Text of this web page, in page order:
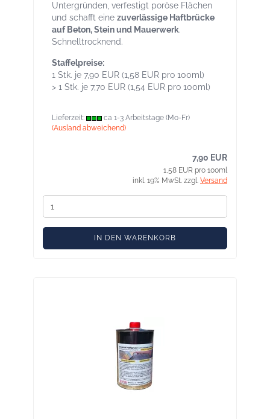
Untergründen, verfestigt poröse Flächen
und schafft eine zuverlässige Haftbrücke
auf Beton, Stein und Mauerwerk.
Schnelltrocknend.
Staffelpreise:
1 Stk. je 7,90 EUR (1,58 EUR pro 100ml)
> 1 Stk. je 7,70 EUR (1,54 EUR pro 100ml)
Lieferzeit:
ca 1-3 Arbeitstage (Mo-Fr)
(Ausland abweichend)
7,90 EUR
1,58 EUR pro 100ml
inkl. 19% MwSt. zzgl. Versand
IN DEN WARENKORB